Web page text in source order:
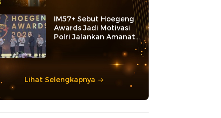
IM57+ Sebut Hoegeng
Awards Jadi Motivasi
Polri Jalankan Amanat
Lihat Selengkapnya